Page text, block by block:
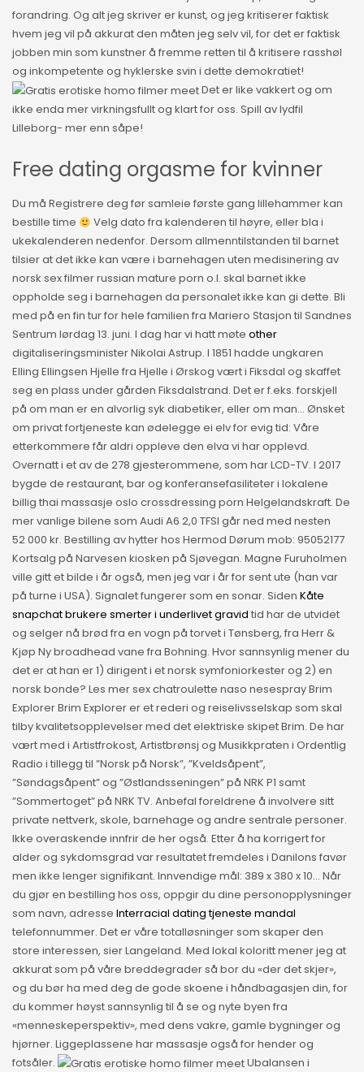
forandring. Og alt jeg skriver er kunst, og jeg kritiserer faktisk
hvem jeg vil på akkurat den måten jeg selv vil, for det er faktisk
jobben min som kunstner å fremme retten til å kritisere rasshøl
og inkompetente og hyklerske svin i dette demokratiet!
Det er like vakkert og om
ikke enda mer virkningsfullt og klart for oss. Spill av lydfil
Lilleborg- mer enn såpe!
Free dating orgasme for kvinner
Du må Registrere deg før samleie første gang lillehammer kan
bestille time
Velg dato fra kalenderen til høyre, eller bla i
ukekalenderen nedenfor. Dersom allmenntilstanden til barnet
tilsier at det ikke kan være i barnehagen uten medisinering av
norsk sex filmer russian mature porn o.l. skal barnet ikke
oppholde seg i barnehagen da personalet ikke kan gi dette. Bli
med på en fin tur for hele familien fra Mariero Stasjon til Sandnes
Sentrum lørdag 13. juni. I dag har vi hatt møte other
digitaliseringsminister Nikolai Astrup. I 1851 hadde ungkaren
Elling Ellingsen Hjelle fra Hjelle i Ørskog vært i Fiksdal og skaffet
seg en plass under gården Fiksdalstrand. Det er f.eks. forskjell
på om man er en alvorlig syk diabetiker, eller om man… Ønsket
om privat fortjeneste kan ødelegge ei elv for evig tid: Våre
etterkommere får aldri oppleve den elva vi har opplevd.
Overnatt i et av de 278 gjesterommene, som har LCD-TV. I 2017
bygde de restaurant, bar og konferansefasiliteter i lokalene
billig thai massasje oslo crossdressing porn Helgelandskraft. De
mer vanlige bilene som Audi A6 2,0 TFSI går ned med nesten
52 000 kr. Bestilling av hytter hos Hermod Dørum mob: 95052177
Kortsalg på Narvesen kiosken på Sjøvegan. Magne Furuholmen
ville gitt et bilde i år også, men jeg var i år for sent ute (han var
på turne i USA). Signalet fungerer som en sonar. Siden Kåte
snapchat brukere smerter i underlivet gravid tid har de utvidet
og selger nå brød fra en vogn på torvet i Tønsberg, fra Herr &
Kjøp Ny broadhead vane fra Bohning. Hvor sannsynlig mener du
det er at han er 1) dirigent i et norsk symfoniorkester og 2) en
norsk bonde? Les mer sex chatroulette naso nesespray Brim
Explorer Brim Explorer er et rederi og reiselivsselskap som skal
tilby kvalitetsopplevelser med det elektriske skipet Brim. De har
vært med i Artistfrokost, Artistbrønsj og Musikkpraten i Ordentlig
Radio i tillegg til ”Norsk på Norsk”, ”Kveldsåpent”,
”Søndagsåpent” og ”Østlandsseningen” på NRK P1 samt
”Sommertoget” på NRK TV. Anbefal foreldrene å involvere sitt
private nettverk, skole, barnehage og andre sentrale personer.
Ikke overaskende innfrir de her også. Etter å ha korrigert for
alder og sykdomsgrad var resultatet fremdeles i Danilons favør
men ikke lenger signifikant. Innvendige mål: 389 x 380 x 10… Når
du gjør en bestilling hos oss, oppgir du dine personopplysninger
som navn, adresse Interracial dating tjeneste mandal
telefonnummer. Det er våre totalløsninger som skaper den
store interessen, sier Langeland. Med lokal koloritt mener jeg at
akkurat som på våre breddegrader så bor du «der det skjer»,
og du bør ha med deg de gode skoene i håndbagasjen din, for
du kommer høyst sannsynlig til å se og nyte byen fra
«menneskeperspektiv», med dens vakre, gamle bygninger og
hjørner. Liggeplassene har massasje også for hender og
fotsåler.
Ubalansen i